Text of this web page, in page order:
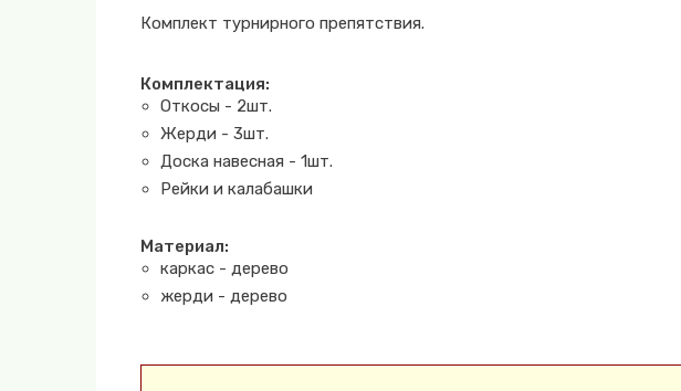
Комплект турнирного препятствия.
Комплектация:
Откосы - 2шт.
Жерди - 3шт.
Доска навесная - 1шт.
Рейки и калабашки
Материал:
каркас - дерево
жерди - дерево